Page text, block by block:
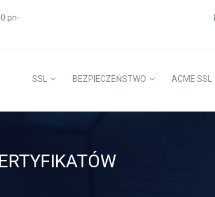
pn-
SSL BEZPIECZEŃSTWO ACME SSL